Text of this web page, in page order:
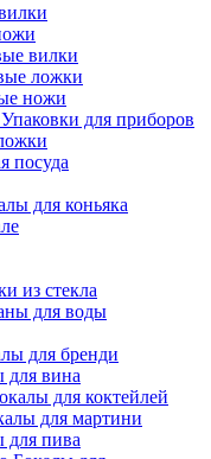
вилки
ложки
ножи
Упаковки для приборов
посуда
для коньяка
из стекла
для воды
для бренди
для вина
для коктейлей
для мартини
для пива